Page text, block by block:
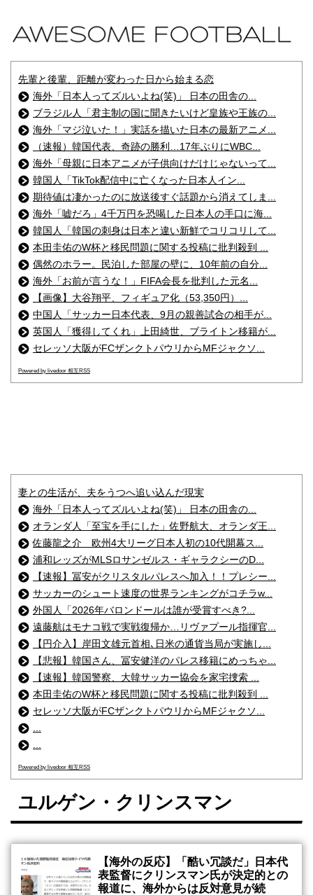
先輩と後輩、距離が変わった日から始まる恋
海外「日本人ってズルいよね(笑)」 日本の田舎の...
ブラジル人「君主制の国に聞きたいけど皇族や王族の...
海外「マジ泣いた！」実話を描いた日本の最新アニメ...
（速報）韓国代表、奇跡の勝利…17年ぶりにWBC...
海外「母親に日本アニメが子供向けだけじゃないって...
韓国人「TikTok配信中に亡くなった日本人イン...
期待値は凄かったのに放送後すぐ話題から消えてしま...
海外「嘘だろ」4千万円を恐喝した日本人の手口に海...
韓国人「韓国の刺身は日本と違い新鮮でコリコリして...
本田圭佑のW杯と移民問題に関する投稿に批判殺到 ...
偶然のホラー。民泊した部屋の壁に、10年前の自分...
海外「お前が言うな！」FIFA会長を批判した元名...
【画像】大谷翔平、フィギュア化（53,350円）...
中国人「サッカー日本代表、9月の親善試合の相手が...
英国人「獲得してくれ」上田綺世、ブライトン移籍が...
セレッソ大阪がFCザンクトパウリからMFジャクソ...
Powered by livedoor 相互RSS
妻との生活が、夫をうつへ追い込んだ現実
海外「日本人ってズルいよね(笑)」 日本の田舎の...
オランダ人「至宝を手にした」佐野航大、オランダ王...
佐藤龍之介 欧州4大リーグ日本人初の10代開幕ス...
浦和レッズがMLSロサンゼルス・ギャラクシーのD...
【速報】冨安がクリスタルパレスへ加入！！プレシー...
サッカーのシュート速度の世界ランキングがコチラw...
外国人「2026年バロンドールは誰が受賞すべき?...
遠藤航はモナコ戦で実戦復帰か…リヴァプール指揮官...
【円介入】岸田文雄元首相､日米の通貨当局が実施し...
【悲報】韓国さん、冨安健洋のパレス移籍にめっちゃ...
【速報】韓国警察、大韓サッカー協会を家宅捜索 ...
本田圭佑のW杯と移民問題に関する投稿に批判殺到 ...
セレッソ大阪がFCザンクトパウリからMFジャクソ...
Powered by livedoor 相互RSS
ユルゲン・クリンスマン
【海外の反応】「酷い冗談だ」日本代
表監督にクリンスマン氏が決定的との
報道に、海外からは反対意見が続